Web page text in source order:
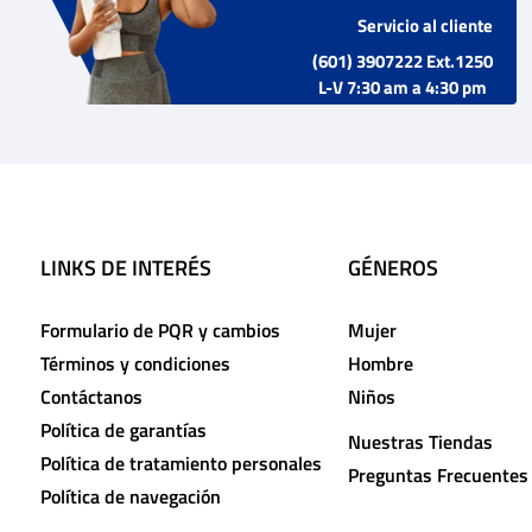
Servicio al cliente
(601) 3907222 Ext.1250
L-V 7:30 am a 4:30 pm
LINKS DE INTERÉS
Formulario de PQR y cambios
Términos y condiciones
Contáctanos
Política de garantías
Política de tratamiento personales
Política de navegación
GÉNEROS
Mujer
Hombre
Niños
Nuestras Tiendas
Preguntas Frecuentes